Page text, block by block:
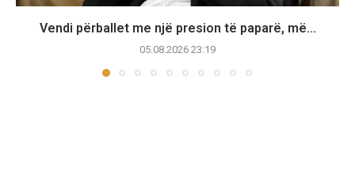
Vendi përballet me një presion të paparë, më...
05.08.2026 23:19